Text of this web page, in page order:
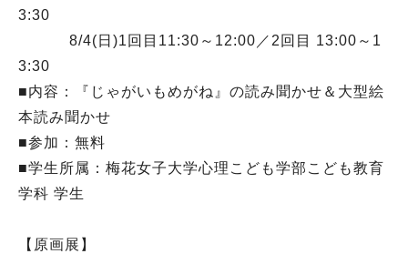
3:30
8/4(日)1回目11:30～12:00／2回目 13:00～1
3:30
■内容：『じゃがいもめがね』の読み聞かせ＆大型絵
本読み聞かせ
■参加：無料
■学生所属：梅花女子大学心理こども学部こども教育
学科 学生
【原画展】